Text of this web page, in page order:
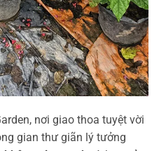
nơi giao thoa tuyệt vời
gian thư giãn lý tưởng